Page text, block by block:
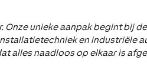
unieke aanpak begint bij
en industriële
alles naadloos op elkaar is